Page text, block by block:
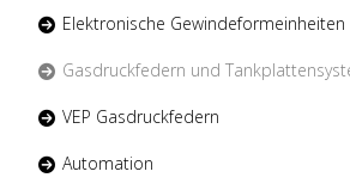
Elektronische Gewindeformeinheiten
Gasdruckfedern und
VEP Gasdruckfedern
Automation